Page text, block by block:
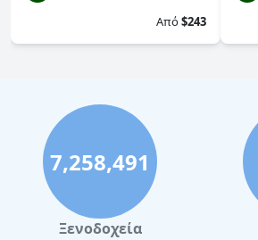
Από$243
7,258,491
Ξενοδοχεία